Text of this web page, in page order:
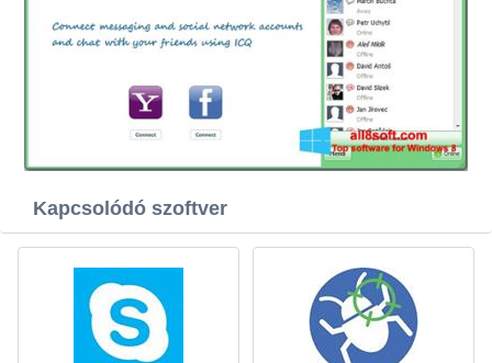
Kapcsolódó szoftver